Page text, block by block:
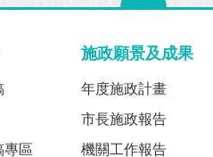
專區
施政願景及成果
年度施政計畫
市長施政報告
機關工作報告